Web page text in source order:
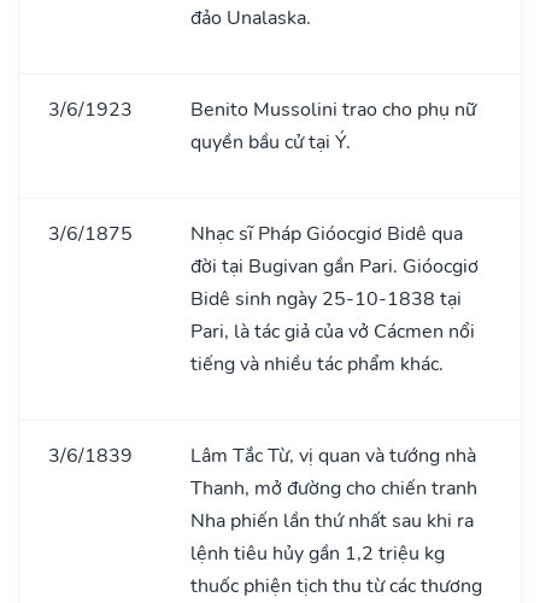
đảo Unalaska.
3/6/1923
Benito Mussolini trao cho phụ nữ
quyền bầu cử tại Ý.
3/6/1875
Nhạc sĩ Pháp Gióocgiơ Bidê qua
đời tại Bugivan gần Pari. Gióocgiơ
Bidê sinh ngày 25-10-1838 tại
Pari, là tác giả của vở Cácmen nổi
tiếng và nhiều tác phẩm khác.
3/6/1839
Lâm Tắc Từ, vị quan và tướng nhà
Thanh, mở đường cho chiến tranh
Nha phiến lần thứ nhất sau khi ra
lệnh tiêu hủy gần 1,2 triệu kg
thuốc phiện tịch thu từ các thương